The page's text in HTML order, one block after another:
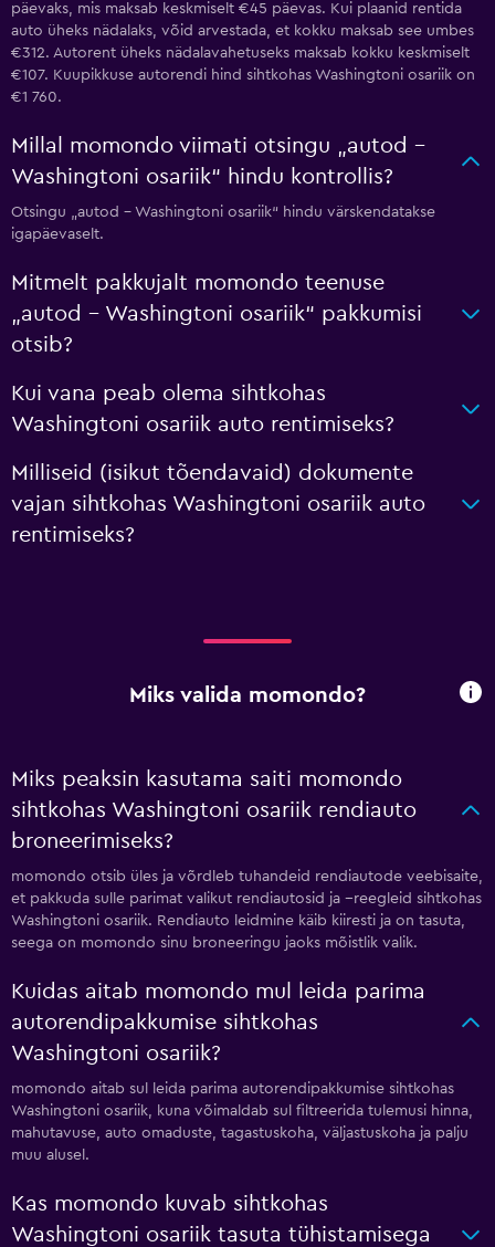
päevaks, mis maksab keskmiselt €45 päevas. Kui plaanid rentida
auto üheks nädalaks, võid arvestada, et kokku maksab see umbes
€312. Autorent üheks nädalavahetuseks maksab kokku keskmiselt
€107. Kuupikkuse autorendi hind sihtkohas Washingtoni osariik on
€1 760.
Millal momondo viimati otsingu „autod –
Washingtoni osariik“ hindu kontrollis?
Otsingu „autod – Washingtoni osariik“ hindu värskendatakse
igapäevaselt.
Mitmelt pakkujalt momondo teenuse
„autod – Washingtoni osariik“ pakkumisi
otsib?
Kui vana peab olema sihtkohas
Washingtoni osariik auto rentimiseks?
Milliseid (isikut tõendavaid) dokumente
vajan sihtkohas Washingtoni osariik auto
rentimiseks?
Miks valida momondo?
Miks peaksin kasutama saiti momondo
sihtkohas Washingtoni osariik rendiauto
broneerimiseks?
momondo otsib üles ja võrdleb tuhandeid rendiautode veebisaite,
et pakkuda sulle parimat valikut rendiautosid ja --reegleid sihtkohas
Washingtoni osariik. Rendiauto leidmine käib kiiresti ja on tasuta,
seega on momondo sinu broneeringu jaoks mõistlik valik.
Kuidas aitab momondo mul leida parima
autorendipakkumise sihtkohas
Washingtoni osariik?
momondo aitab sul leida parima autorendipakkumise sihtkohas
Washingtoni osariik, kuna võimaldab sul filtreerida tulemusi hinna,
mahutavuse, auto omaduste, tagastuskoha, väljastuskoha ja palju
muu alusel.
Kas momondo kuvab sihtkohas
Washingtoni osariik tasuta tühistamisega